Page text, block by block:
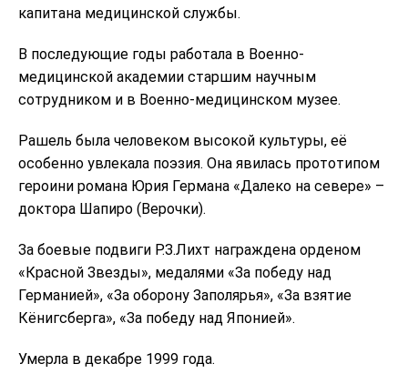
капитана медицинской службы.
В последующие годы работала в Военно-
медицинской академии старшим научным
сотрудником и в Военно-медицинском музее.
Рашель была человеком высокой культуры, её
особенно увлекала поэзия. Она явилась прототипом
героини романа Юрия Германа «Далеко на севере» –
доктора Шапиро (Верочки).
За боевые подвиги Р.З.Лихт награждена орденом
«Красной Звезды», медалями «За победу над
Германией», «За оборону Заполярья», «За взятие
Кёнигсберга», «За победу над Японией».
Умерла в декабре 1999 года.